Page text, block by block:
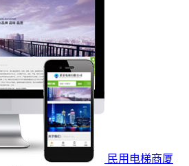
民用电梯商厦